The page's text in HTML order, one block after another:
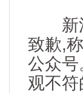
新浪
致歉,
公众号
观不